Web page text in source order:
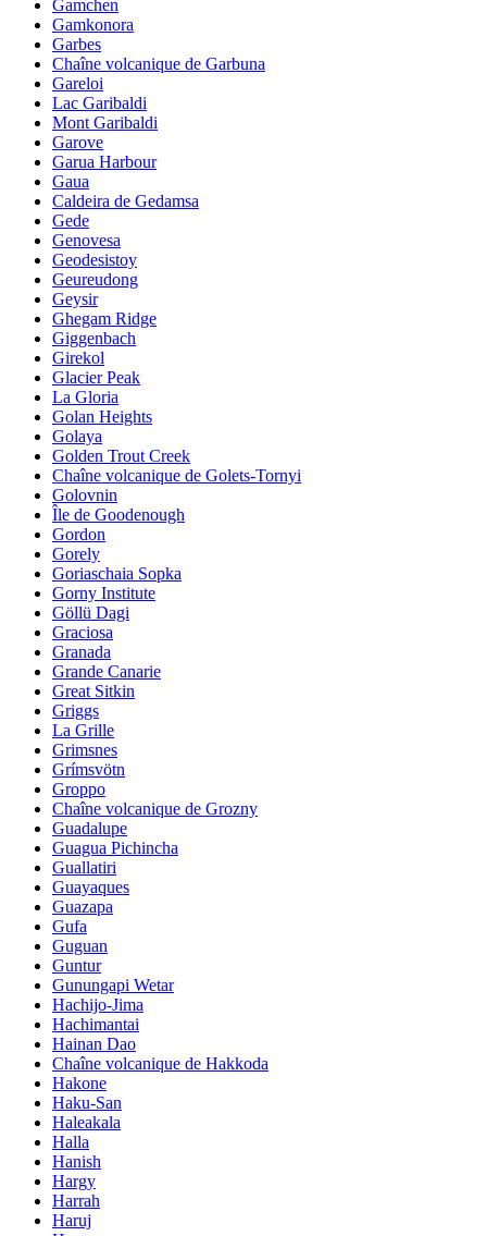
Gamchen
Gamkonora
Garbes
Chaîne volcanique de Garbuna
Gareloi
Lac Garibaldi
Mont Garibaldi
Garove
Garua Harbour
Gaua
Caldeira de Gedamsa
Gede
Genovesa
Geodesistoy
Geureudong
Geysir
Ghegam Ridge
Giggenbach
Girekol
Glacier Peak
La Gloria
Golan Heights
Golaya
Golden Trout Creek
Chaîne volcanique de Golets-Tornyi
Golovnin
Île de Goodenough
Gordon
Gorely
Goriaschaia Sopka
Gorny Institute
Göllü Dagi
Graciosa
Granada
Grande Canarie
Great Sitkin
Griggs
La Grille
Grimsnes
Grímsvötn
Groppo
Chaîne volcanique de Grozny
Guadalupe
Guagua Pichincha
Guallatiri
Guayaques
Guazapa
Gufa
Guguan
Guntur
Gunungapi Wetar
Hachijo-Jima
Hachimantai
Hainan Dao
Chaîne volcanique de Hakkoda
Hakone
Haku-San
Haleakala
Halla
Hanish
Hargy
Harrah
Haruj